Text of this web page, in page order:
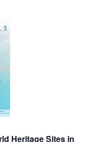
Heritage Sites in